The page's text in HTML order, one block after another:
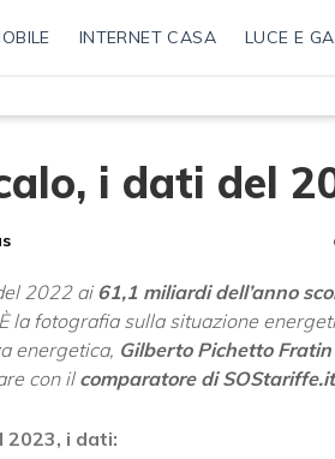
INTERNET CASA LUCE E
i dati del
2022 ai 61,1 miliardi dell’anno
la fotografia sulla situazione
energetica, Gilberto Pichetto Fratin
con il comparatore di SOStariffe.it
2023, i dati: